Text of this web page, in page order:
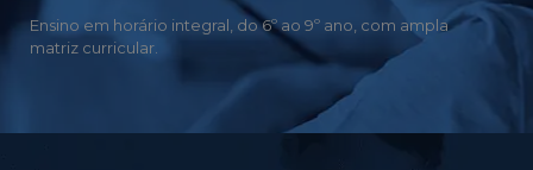
Ensino em horário integral, do 6º ao 9º ano, com ampla
matriz curricular.